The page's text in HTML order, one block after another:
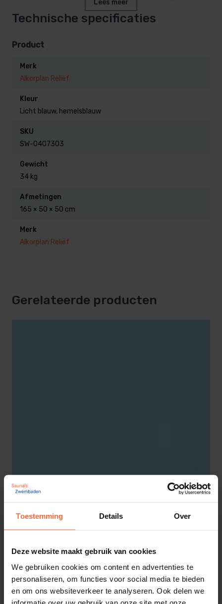
Toestemming Details Over
Deze website maakt gebruik van cookies
We gebruiken cookies om content en advertenties te
personaliseren, om functies voor social media te bieden
en om ons websiteverkeer te analyseren. Ook delen we
informatie over uw gebruik van onze site met onze
treden aangebracht.
Dit kan in stroken van bv 5 of 10 cm breed, over de
Folie lassen!
Niet zelf monteren? Wij kunnen de folie ook ter
plaatse komen lassen.
Als je nog nooit deze folie verwerkt hebt, is het te
adviseren om dit door een vakman te laten doen, wij
vele mogelijkheden, Wij bieden een uitstekende
begeleidingen en service.
Lees meer
Technische specificaties
Product
Merk
Alkorplan Reliëf
Kleur
Licht blauw, hemelsblauw
SKU
SW-0407303
Gewicht
34 kg
Afmetingen
165 × 50 × 50 cm
Merk
Alkorplan Reliëf
Gerelateerde producten
Elbe gewapende zwembadfolie licht blauw
776,95